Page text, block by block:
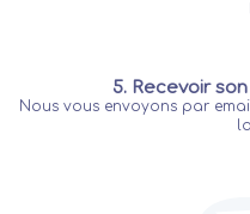
5. Recevoir
Nous vous envoyons par